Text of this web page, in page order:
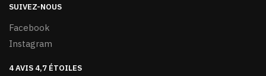
SUIVEZ-NOUS
Facebook
Instagram
4 AVIS 4,7 ÉTOILES